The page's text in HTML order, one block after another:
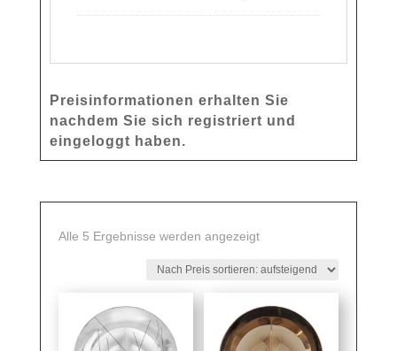
Preisinformationen erhalten Sie
nachdem Sie sich registriert und
eingeloggt haben.
Alle 5 Ergebnisse werden angezeigtNach
sortiert: